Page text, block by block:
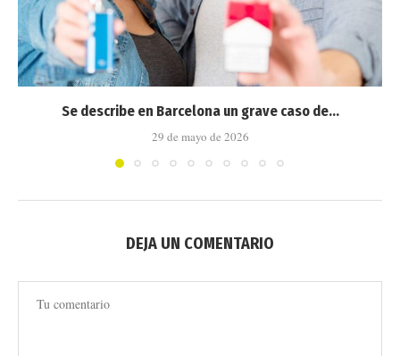
Se describe en Barcelona un grave caso de...
29 de mayo de 2026
DEJA UN COMENTARIO